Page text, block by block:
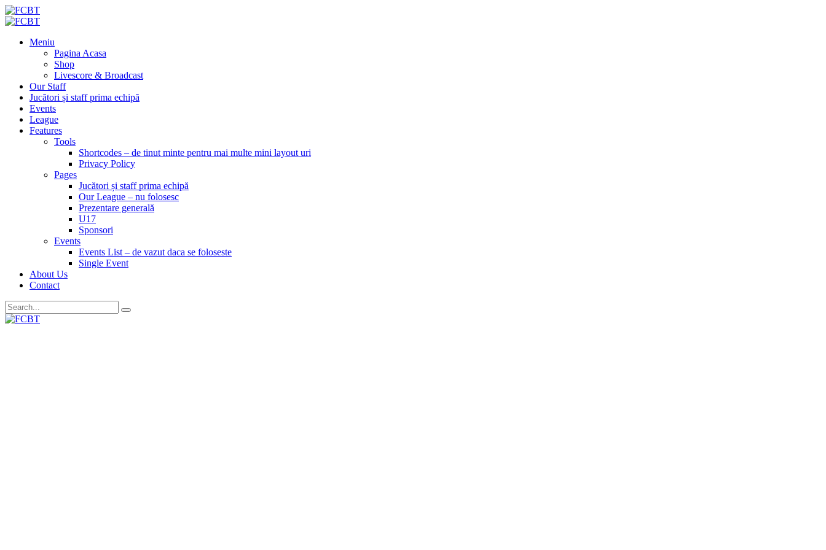
Meniu
Pagina Acasa
Shop
Livescore & Broadcast
Our Staff
Jucători și staff prima echipă
Events
League
Features
Tools
Shortcodes – de tinut minte pentru mai multe mini layout uri
Privacy Policy
Pages
Jucători și staff prima echipă
Our League – nu folosesc
Prezentare generală
U17
Sponsori
Events
Events List – de vazut daca se foloseste
Single Event
About Us
Contact